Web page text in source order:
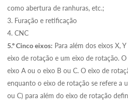
como abertura de ranhuras, etc.;
3. Furação e retificação
4. CNC
5.º Cinco eixos: Para além dos eixos X,
eixo de rotação e um eixo de rotação.
eixo A ou o eixo B ou C. O eixo de
enquanto o eixo de rotação se refere a
ou C) para além do eixo de rotação